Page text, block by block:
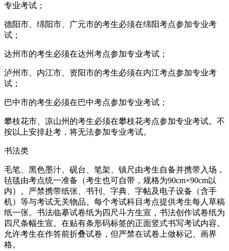
专业考试；
德阳市、绵阳市、广元市的考生必须在绵阳考点参加专业考
试；
达州市的考生必须在达州考点参加专业考试；
泸州市、内江市、资阳市的考生必须在内江考点参加专业考
试；
巴中市的考生必须在巴中考点参加专业考试；
攀枝花市、凉山州的考生必须在攀枝花考点参加专业考试。不
按以上安排赴考，将无法参加专业考试。
书法类
毛笔、黑色墨汁、砚台、笔架、镇尺由考生自备并携带入场，
毡毯由考点统一准备（考生也可自带，规格为90cm×90cm以
内）。严禁携带纸张、书刊、字典、字帖及电子设备（含手
机）等与考试无关物品。每个考试科目考点提供考生每人草稿
纸一张。书法临摹试卷纸为四尺斗方生宣，书法创作试卷纸为
四尺条幅生宣。在贴有条形码标签的正面竖式书写考试内容。
允许考生在作答前折叠试卷，但严禁在试卷上做标记、画界
格。